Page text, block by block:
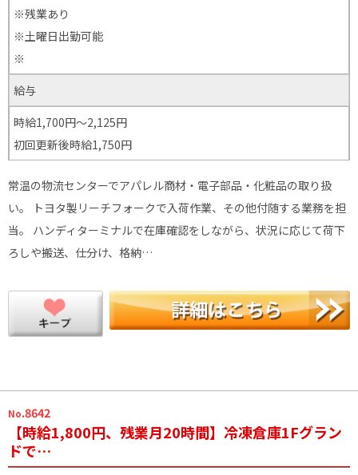
※残業あり
※土曜日出勤可能
※
給与
時給1,700円～2,125円
初回更新後時給1,750円
常温の物流センターでアパレル商材・電子部品・化粧品の取り扱
い。 トヨタ製リーチフォークで入荷作業、その他付随する業務を担
当。 ハンディターミナルで在庫確認をしながら、状況に応じて荷下
ろしや搬送、仕分け、格納…
No.8642
【時給1,800円、残業月20時間】冷凍倉庫1Fグラン
ドで…